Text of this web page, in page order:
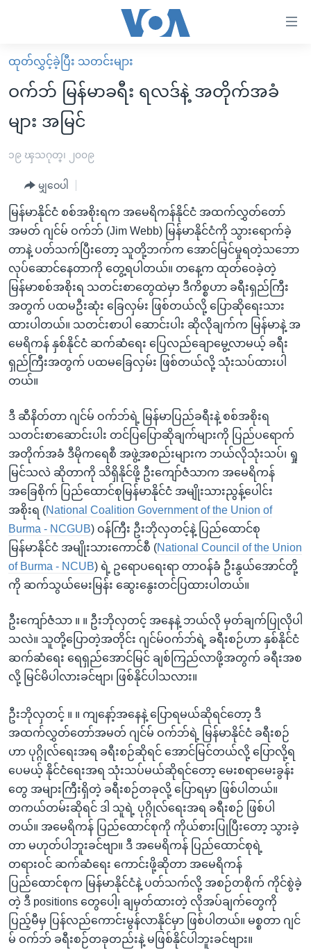
လွယ်ကူ
စေ
Link
များ
အကြောင်းအရာ
သို့
ကြည့်
ရန်
ပင်မ
စာမျက်နှာ
သို့
ကြည့်
ရန်
နေရာ
ကျော်
ရန်
မူလစာမျက်နှာ
မြန်မာ
ကမ္ဘာ့သတင်းများ
အစ္စရေး-ပါလက်စတိုင်း
ရပ်ဝန်းတခု လမ်းတခု အလွန်
အင်္ဂလိပ်စာလေ့လာမယ်
အမေရိကန်သုံးအီဒီယံ
မကြေးမုံရဲ့ အင်္ဂလိပ်စာ
ရုပ်ရှင်ထဲက အင်္ဂလိပ်စာ
သုတပဒေသာ အင်္ဂလိပ်စာ
အပတ်စဉ်ကဏ္ဍများ
ရေဒီယို
တီဗွီ
ရေဒီယိုနှင့်ရုပ်သံ အချက်အလက်များ
ရေဒီယို/တီဗွီအစီအစဉ်
Learning English
ဗွီအိုအေ လူမှုကွန်ယက်များ
ဘာသာစကားများ
ထုတ်လွှင့်ခဲ့ပြီး သတင်းများ
ဝက်ဘ် မြန်မာခရီး ရလဒ်နဲ့ အတိုက်အခံ
များ အမြင်
၁၉ ၾသဂုတ္၊ ၂၀၀၉
မျှဝေပါ
မြန်မာနိုင်ငံ စစ်အစိုးရက အမေရိကန်နိုင်ငံ အထက်လွှတ်တော်
အမတ် ဂျင်မ် ဝက်ဘ် (Jim Webb) မြန်မာနိုင်ငံကို သွားရောက်ခဲ့
တာနဲ့ ပတ်သက်ပြီးတော့ သူတို့ဘက်က အောင်မြင်မှုရတဲ့သဘော
လုပ်ဆောင်နေတာကို တွေ့ရပါတယ်။ တနေ့က ထုတ်ဝေခဲ့တဲ့
မြန်မာစစ်အစိုးရ သတင်းစာတွေထဲမှာ ဒီကိစ္စဟာ ခရီးရှည်ကြီး
အတွက် ပထမဦးဆုံး ခြေလှမ်း ဖြစ်တယ်လို့ ပြောဆိုရေးသား
ထားပါတယ်။ သတင်းစာပါ ဆောင်းပါး ဆိုလိုချက်က မြန်မာနဲ့ အ
မေရိကန် နှစ်နိုင်ငံ ဆက်ဆံရေး ပြေလည်ချောမွေ့လာမယ့် ခရီး
ရှည်ကြီးအတွက် ပထမခြေလှမ်း ဖြစ်တယ်လို့ သုံးသပ်ထားပါ
တယ်။
ဒီ ဆီနိတ်တာ ဂျင်မ် ဝက်ဘ်ရဲ့ မြန်မာပြည်ခရီးနဲ့ စစ်အစိုးရ
သတင်းစာဆောင်းပါး တင်ပြပြောဆိုချက်များကို ပြည်ပရောက်
အတိုက်အခံ ဒီမိုကရေစီ အဖွဲ့အစည်းများက ဘယ်လိုသုံးသပ်၊ ရှု
မြင်သလဲ ဆိုတာကို သိရှိနိုင်ဖို့ ဦးကျော်ဇံသာက အမေရိကန်
အခြေစိုက် ပြည်ထောင်စုမြန်မာနိုင်ငံ အမျိုးသားညွန့်ပေါင်း
အစိုးရ (National Coalition Government of the Union of
Burma - NCGUB) ဝန်ကြီး ဦးဘိုလှတင့်နဲ့ ပြည်ထောင်စု
မြန်မာနိုင်ငံ အမျိုးသားကောင်စီ (National Council of the Union
of Burma - NCUB) ရဲ့ ဥရောပရေးရာ တာဝန်ခံ ဦးနွယ်အောင်တို့
ကို ဆက်သွယ်မေးမြန်း ဆွေးနွေးတင်ပြထားပါတယ်။
ဦးကျော်ဇံသာ ။ ။ ဦးဘိုလှတင့် အနေနဲ့ ဘယ်လို မှတ်ချက်ပြုလိုပါ
သလဲ။ သူတို့ပြောတဲ့အတိုင်း ဂျင်မ်ဝက်ဘ်ရဲ့ ခရီးစဉ်ဟာ နှစ်နိုင်ငံ
ဆက်ဆံရေး ရေရှည်အောင်မြင် ချစ်ကြည်လာဖို့အတွက် ခရီးအစ
လို့ မြင်မိပါလားခင်ဗျာ၊ ဖြစ်နိုင်ပါသလား။
ဦးဘိုလှတင့် ။ ။ ကျနော့်အနေနဲ့ ပြောရမယ်ဆိုရင်တော့ ဒီ
အထက်လွှတ်တော်အမတ် ဂျင်မ် ဝက်ဘ်ရဲ့ မြန်မာနိုင်ငံ ခရီးစဉ်
ဟာ ပုဂ္ဂိုလ်ရေးအရ ခရီးစဉ်ဆိုရင် အောင်မြင်တယ်လို့ ပြောလို့ရ
ပေမယ့် နိုင်ငံရေးအရ သုံးသပ်မယ်ဆိုရင်တော့ မေးစရာမေးခွန်း
တွေ အများကြီးရှိတဲ့ ခရီးစဉ်တခုလို့ ပြောရမှာ ဖြစ်ပါတယ်။
တကယ်တမ်းဆိုရင် ဒါ သူရဲ့ ပုဂ္ဂိုလ်ရေးအရ ခရီးစဉ် ဖြစ်ပါ
တယ်။ အမေရိကန် ပြည်ထောင်စုကို ကိုယ်စားပြုပြီးတော့ သွားခဲ့
တာ မဟုတ်ပါဘူးခင်ဗျာ။ ဒီ အမေရိကန် ပြည်ထောင်စုရဲ့
တရားဝင် ဆက်ဆံရေး ကောင်းဖို့ဆိုတာ အမေရိကန်
ပြည်ထောင်စုက မြန်မာနိုင်ငံနဲ့ ပတ်သက်လို့ အစဉ်တစိုက် ကိုင်စွဲခဲ့
တဲ့ ဒီ positions တွေပေါ့၊ ချမှတ်ထားတဲ့ လိုအပ်ချက်တွေကို
ပြည့်မီမှ ပြန်လည်ကောင်းမွန်လာနိုင်မှာ ဖြစ်ပါတယ်။ မစ္စတာ ဂျင်
မ် ဝက်ဘ် ခရီးစဉ်တခုတည်းနဲ့ မဖြစ်နိုင်ပါဘူးခင်ဗျား။